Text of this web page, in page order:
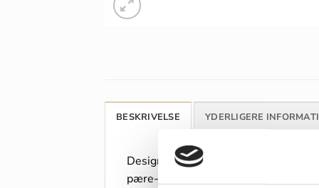
BESKRIVELSE YDERLIGERE
Designer Mads Z og sangerinden
pære- og baguetteslebne topaser